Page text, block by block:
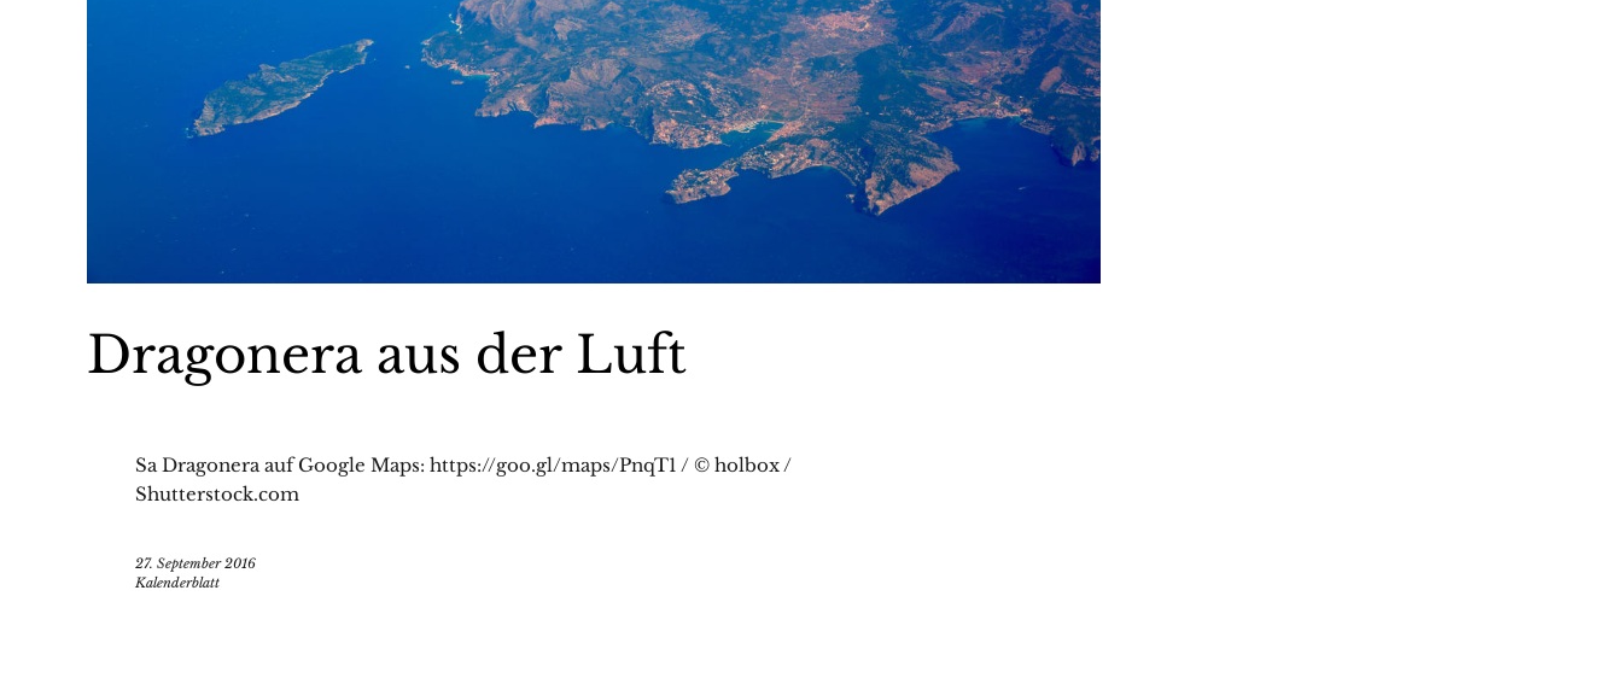
Dragonera aus der Luft
Sa Dragonera auf Google Maps: https://goo.gl/maps/PnqT1 / © holbox /
Shutterstock.com
27. September 2016
Kalenderblatt